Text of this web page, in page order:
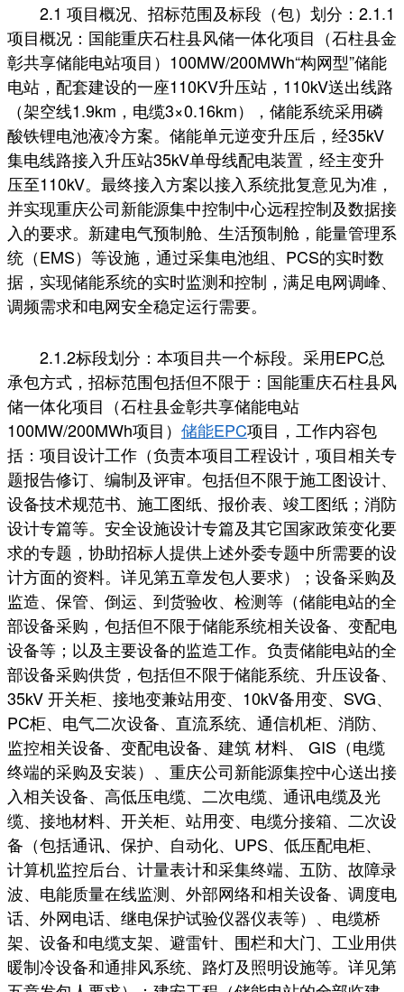
2.1 项目概况、招标范围及标段（包）划分：2.1.1
项目概况：国能重庆石柱县风储一体化项目（石柱县金
彰共享储能电站项目）100MW/200MWh“构网型”储能
电站，配套建设的一座110KV升压站，110kV送出线路
（架空线1.9km，电缆3×0.16km），储能系统采用磷
酸铁锂电池液冷方案。储能单元逆变升压后，经35kV
集电线路接入升压站35kV单母线配电装置，经主变升
压至110kV。最终接入方案以接入系统批复意见为准，
并实现重庆公司新能源集中控制中心远程控制及数据接
入的要求。新建电气预制舱、生活预制舱，能量管理系
统（EMS）等设施，通过采集电池组、PCS的实时数
据，实现储能系统的实时监测和控制，满足电网调峰、
调频需求和电网安全稳定运行需要。
2.1.2标段划分：本项目共一个标段。采用EPC总
承包方式，招标范围包括但不限于：国能重庆石柱县风
储一体化项目（石柱县金彰共享储能电站
100MW/200MWh项目） 储能EPC项目，工作内容包
括：项目设计工作（负责本项目工程设计，项目相关专
题报告修订、编制及评审。包括但不限于施工图设计、
设备技术规范书、施工图纸、报价表、竣工图纸；消防
设计专篇等。安全设施设计专篇及其它国家政策变化要
求的专题，协助招标人提供上述外委专题中所需要的设
计方面的资料。详见第五章发包人要求）；设备采购及
监造、保管、倒运、到货验收、检测等（储能电站的全
部设备采购，包括但不限于储能系统相关设备、变配电
设备等；以及主要设备的监造工作。负责储能电站的全
部设备采购供货，包括但不限于储能系统、升压设备、
35kV 开关柜、接地变兼站用变、10kV备用变、SVG、
PC柜、电气二次设备、直流系统、通信机柜、消防、
监控相关设备、变配电设备、建筑 材料、 GIS（电缆
终端的采购及安装）、重庆公司新能源集控中心送出接
入相关设备、高低压电缆、二次电缆、通讯电缆及光
缆、接地材料、开关柜、站用变、电缆分接箱、二次设
备（包括通讯、保护、自动化、UPS、低压配电柜、
计算机监控后台、计量表计和采集终端、五防、故障录
波、电能质量在线监测、外部网络和相关设备、调度电
话、外网电话、继电保护试验仪器仪表等）、电缆桥
架、设备和电缆支架、避雷针、围栏和大门、工业用供
暖制冷设备和通排风系统、路灯及照明设施等。详见第